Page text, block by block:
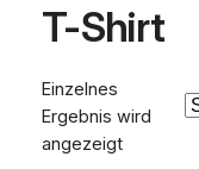
T-Shirt
Einzelnes
Ergebnis wird
angezeigt